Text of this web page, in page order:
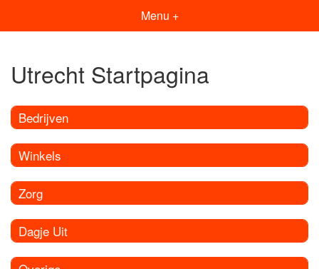
Menu +
Utrecht Startpagina
Bedrijven
Winkels
Zorg
Dagje Uit